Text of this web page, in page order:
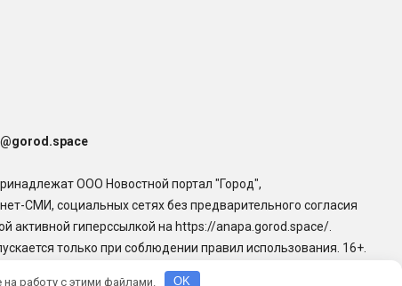
ООО Новостной портал "Город",
СМИ, социальных сетях без предварительного согласия
активной гиперссылкой на https://anapa.gorod.space/.
только при соблюдении правил использования. 16+.
работу с этими файлами. OK